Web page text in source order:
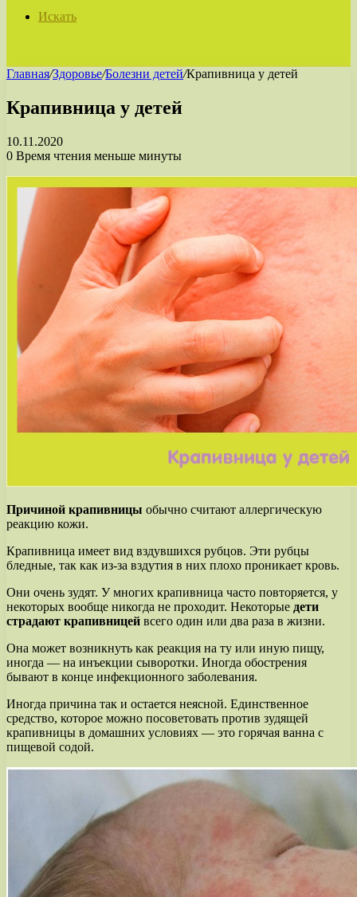
Искать
Главная/Здоровье/Болезни детей/Крапивница у детей
Крапивница у детей
10.11.2020
0 Время чтения меньше минуты
Причиной крапивницы обычно считают аллергическую
реакцию кожи.
Крапивница имеет вид вздувшихся рубцов. Эти рубцы
бледные, так как из-за вздутия в них плохо проникает кровь.
Они очень зудят. У многих крапивница часто повторяется, у
некоторых вообще никогда не проходит. Некоторые дети
страдают крапивницей всего один или два раза в жизни.
Она может возникнуть как реакция на ту или иную пищу,
иногда — на инъекции сыворотки. Иногда обострения
бывают в конце инфекционного заболевания.
Иногда причина так и остается неясной. Единственное
средство, которое можно посоветовать против зудящей
крапивницы в домашних условиях — это горячая ванна с
пищевой содой.